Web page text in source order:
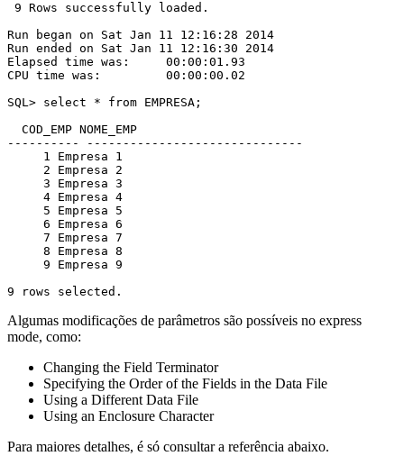
9 Rows successfully loaded.
Run began on Sat Jan 11 12:16:28 2014
Run ended on Sat Jan 11 12:16:30 2014
Elapsed time was:     00:00:01.93
CPU time was:         00:00:00.02
SQL> select * from EMPRESA;
COD_EMP NOME_EMP
---------- ------------------------------
1 Empresa 1
2 Empresa 2
3 Empresa 3
4 Empresa 4
5 Empresa 5
6 Empresa 6
7 Empresa 7
8 Empresa 8
9 Empresa 9
9 rows selected.
Algumas modificações de parâmetros são possíveis no express
mode, como:
Changing the Field Terminator
Specifying the Order of the Fields in the Data File
Using a Different Data File
Using an Enclosure Character
Para maiores detalhes, é só consultar a referência abaixo.